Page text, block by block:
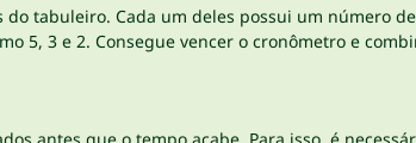
tabuleiro. Cada um deles possui um número
5, 3 e 2. Consegue vencer o cronômetro e